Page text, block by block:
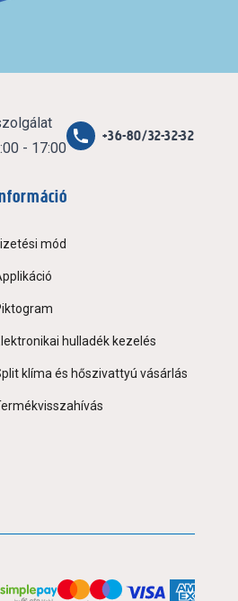
- 17:00
+36-80/32-32-32
mód
hulladék kezelés
klíma és hőszivattyú vásárlás